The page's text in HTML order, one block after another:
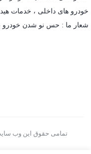
خودرو های داخلی ، خدمات
شعار ما : حس نو شدن خودرو
تمامی حقوق این وب